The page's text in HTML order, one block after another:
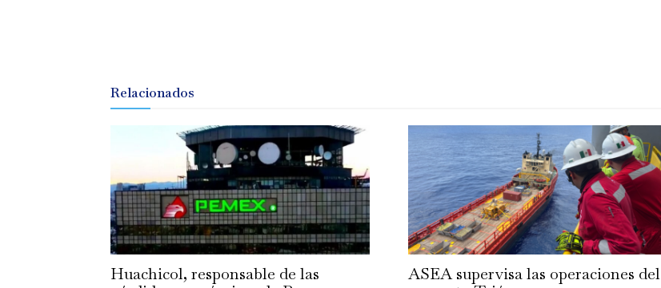
Relacionados
Huachicol, responsable de las
ASEA supervisa las operaciones del